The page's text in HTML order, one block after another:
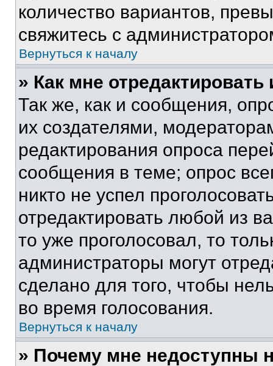
количество вариантов,
свяжитесь с
Вернуться к началу
» Как мне
Так же, как и сообщения,
их создателями,
редактирования опроса
сообщения в теме; опрос
никто не успел
отредактировать любой из
то уже проголосовал, то
администраторы могут
сделано для того, чтобы
во время голосования.
Вернуться к началу
» Почему мне недоступны